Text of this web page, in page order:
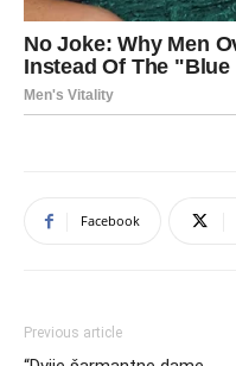
Facebook
Previous article